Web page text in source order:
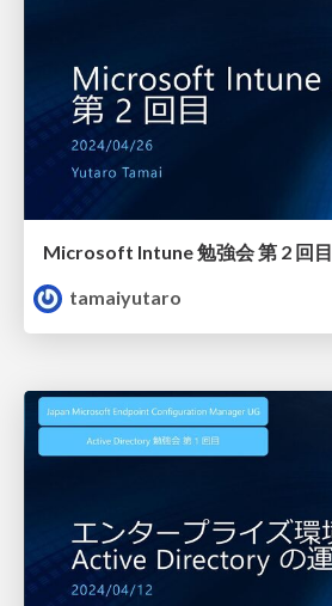
Microsoft Intune 勉強会 第 2 回目
tamaiyutaro